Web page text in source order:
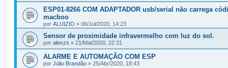
ESP01-8266 COM ADAPTADOR usb/serial não carrega
macboo
por ALUIZIO » 06/Jul/2020, 14:23
Sensor de proximidade infravermelho com luz do sol.
por alexzs » 21/Mai/2020, 22:31
ALARME E AUTOMAÇÃO COM ESP
por Júlio Brandão » 25/Abr/2020, 18:43